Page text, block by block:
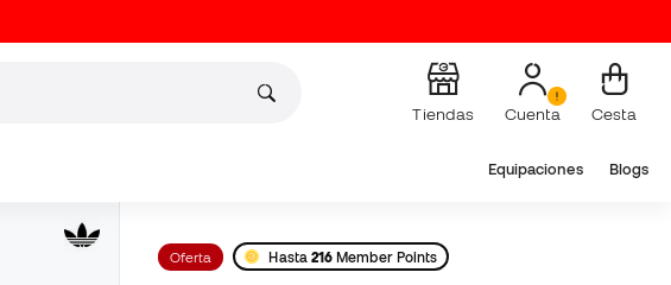
Tiendas Cuenta Cesta
Equipaciones Blogs
Oferta Hasta 216 Member Points